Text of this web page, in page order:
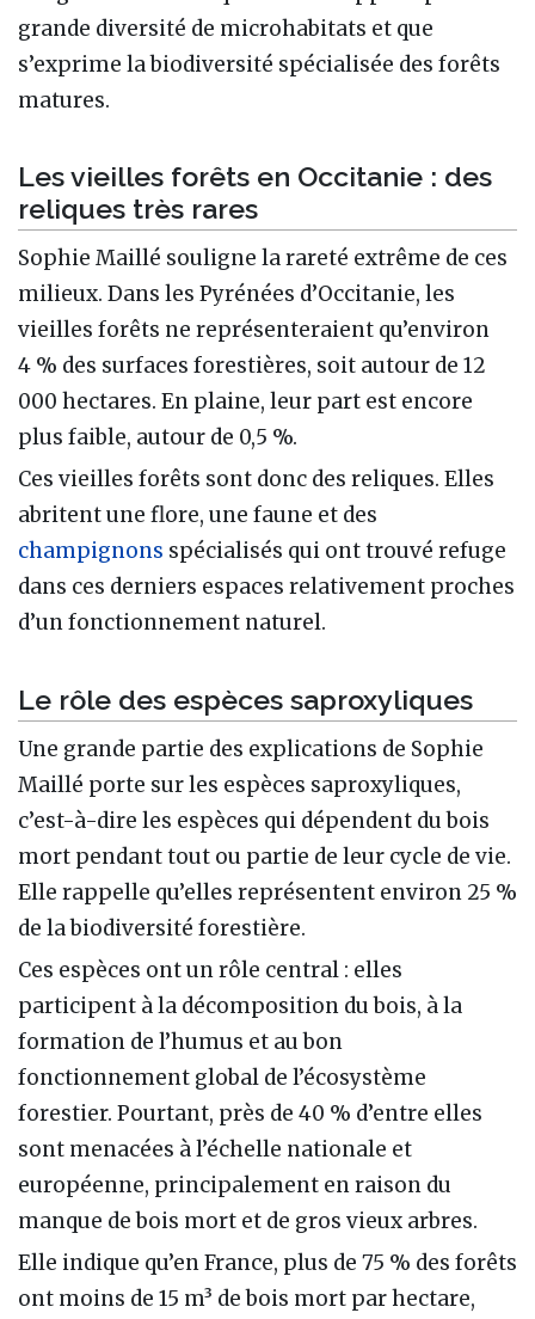
grande diversité de microhabitats et que
s’exprime la biodiversité spécialisée des forêts
matures.
Les vieilles forêts en Occitanie : des
reliques très rares
Sophie Maillé souligne la rareté extrême de ces
milieux. Dans les Pyrénées d’Occitanie, les
vieilles forêts ne représenteraient qu’environ
4 % des surfaces forestières, soit autour de 12
000 hectares. En plaine, leur part est encore
plus faible, autour de 0,5 %.
Ces vieilles forêts sont donc des reliques. Elles
abritent une flore, une faune et des
champignons spécialisés qui ont trouvé refuge
dans ces derniers espaces relativement proches
d’un fonctionnement naturel.
Le rôle des espèces saproxyliques
Une grande partie des explications de Sophie
Maillé porte sur les espèces saproxyliques,
c’est-à-dire les espèces qui dépendent du bois
mort pendant tout ou partie de leur cycle de vie.
Elle rappelle qu’elles représentent environ 25 %
de la biodiversité forestière.
Ces espèces ont un rôle central : elles
participent à la décomposition du bois, à la
formation de l’humus et au bon
fonctionnement global de l’écosystème
forestier. Pourtant, près de 40 % d’entre elles
sont menacées à l’échelle nationale et
européenne, principalement en raison du
manque de bois mort et de gros vieux arbres.
Elle indique qu’en France, plus de 75 % des forêts
ont moins de 15 m³ de bois mort par hectare,